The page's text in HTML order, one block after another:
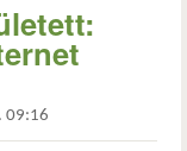
09:16